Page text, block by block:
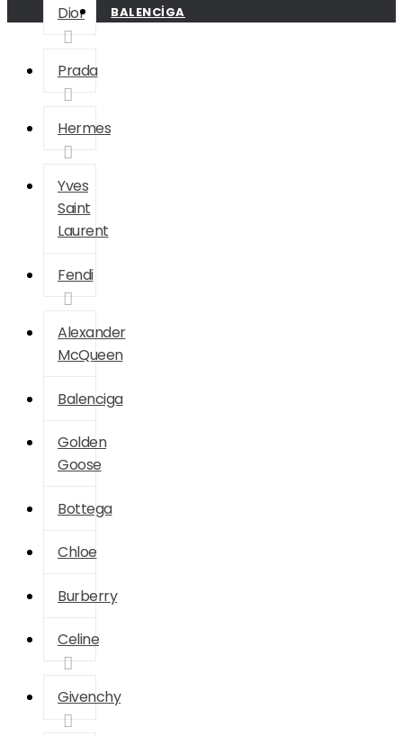
Dior
Prada
Hermes
Yves
Saint
Laurent
Fendi
Alexander
McQueen
Balenciga
Golden
Goose
Bottega
Chloe
Burberry
Celine
Givenchy
BALENCIGA